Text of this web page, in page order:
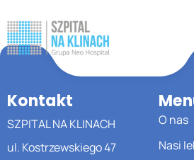
Kontakt
SZPITAL NA KLINACH
ul. Kostrzewskiego 47
O nas
Nasi